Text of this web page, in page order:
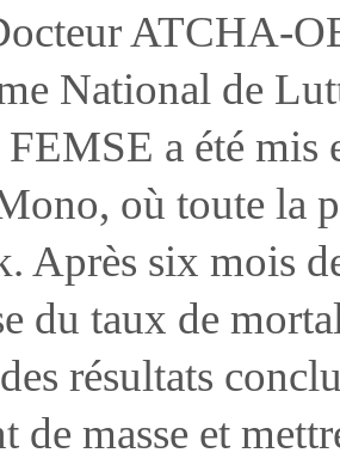
ATCHA-
National de
a été mis
où toute la
Après six mois
du taux de
résultats
de masse et